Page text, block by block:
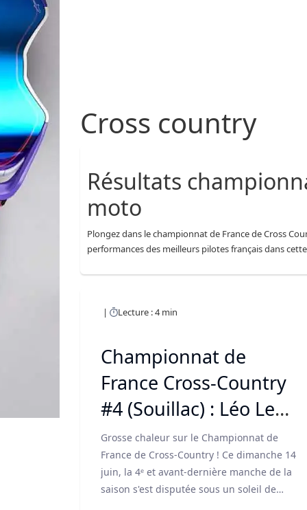
Cross country
Résultats
moto
Plongez dans le championnat de France de Cross
performances des meilleurs pilotes français dans
Lecture : 4 min
Championnat de
France Cross-Country
#4 (Souillac) : Léo Le
Quéré s'impose sous la
canicule
Grosse chaleur sur le Championnat de
France de Cross-Country ! Ce dimanche 14
juin, la 4ᵉ et avant-dernière manche de la
saison s'est disputée sous un soleil de